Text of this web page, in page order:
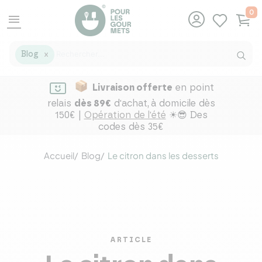
menu
Blog X
0
Livraison offerte en point
relais dès 89€ d'achat, à domicile dès
150€ | Opération de l'été ☀😎 Des
codes dès 35€
Accueil Blog Le citron dans les desserts
ARTICLE